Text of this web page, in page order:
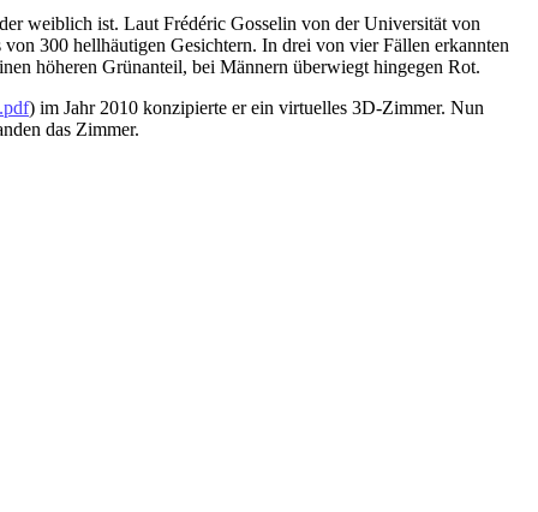
weiblich ist. Laut Frédéric Gosselin von der Universität von
von 300 hellhäutigen Gesichtern. In drei von vier Fällen erkannten
höheren Grünanteil, bei Männern überwiegt hingegen Rot.
.pdf) im Jahr 2010 konzipierte er ein virtuelles 3D-Zimmer. Nun
das Zimmer.